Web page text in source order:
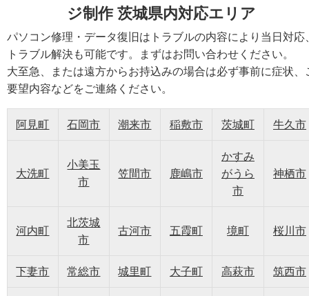
ジ制作 茨城県内対応エリア
パソコン修理・データ復旧はトラブルの内容により当日対応
トラブル解決も可能です。まずはお問い合わせください。
大至急、または遠方からお持込みの場合は必ず事前に症状、
要望内容などをご連絡ください。
阿見町 石岡市 潮来市 稲敷市 茨城町 牛久市
大洗町
小美玉
市
笠間市 鹿嶋市
かすみ
がうら
市
神栖市
河内町
北茨城
市
古河市 五霞町 境町 桜川市
下妻市 常総市 城里町 大子町 高萩市 筑西市